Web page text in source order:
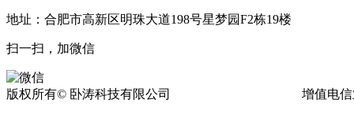
地址：合肥市高新区明珠大道198号星梦园F2栋19楼
扫一扫，加微信
版权所有© 卧涛科技有限公司 增值电